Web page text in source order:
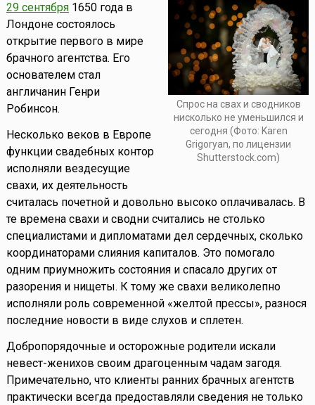
Спрос на свах и сводников
нисколько не уменьшился и
сегодня (Фото: Karen
Grigoryan, по лицензии
Shutterstock.com)
29 сентября1650 года в
Лондоне состоялось
открытие первого в мире
брачного агентства. Его
основателем стал
англичанин Генри
Робинсон.
Несколько веков в Европе
функции свадебных контор
исполняли вездесущие
свахи, их деятельность
считалась почетной и довольно высоко оплачивалась. В
те времена свахи и сводни считались не столько
специалистами и дипломатами дел сердечных, сколько
координаторами слияния капиталов. Это помогало
одним приумножить состояния и спасало других от
разорения и нищеты. К тому же свахи великолепно
исполняли роль современной «желтой прессы», разнося
последние новости в виде слухов и сплетен.
Добропорядочные и осторожные родители искали
невест-женихов своим драгоценным чадам загодя.
Примечательно, что клиенты ранних брачных агентств
практически всегда предоставляли сведения не только